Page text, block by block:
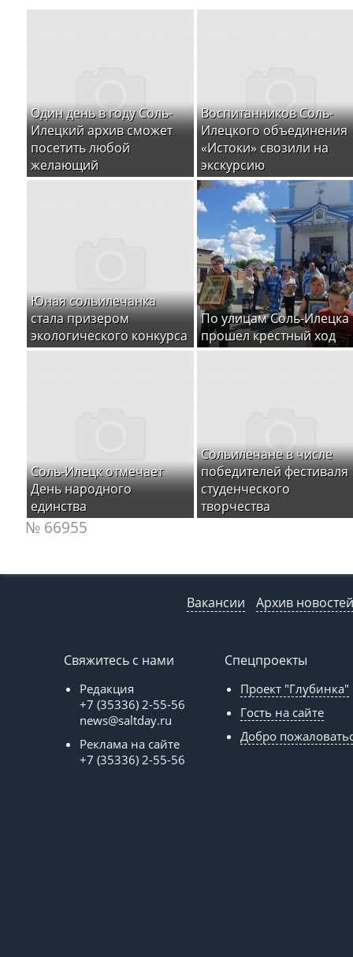
Один день в году Соль-
Илецкий архив сможет
посетить любой
желающий
Воспитанников Соль-
Илецкого объединения
«Истоки» свозили на
экскурсию
Юная сольилечанка
стала призером
экологического конкурса
По улицам Соль-Илецка
прошел крестный ход
Соль-Илецк отмечает
День народного
единства
Сольилечане в числе
победителей фестиваля
студенческого
творчества
№ 66955
Вакансии Архив новостей
Свяжитесь с нами
Редакция
+7 (35336) 2-55-56
news@saltday.ru
Реклама на сайте
+7 (35336) 2-55-56
Спецпроекты
Проект "Глубинка"
Гость на сайте
Добро